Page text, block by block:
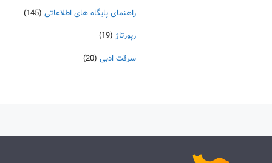
راهنمای پایگاه های اطلاعاتی (145)
رپورتاژ (19)
سرقت ادبی (20)